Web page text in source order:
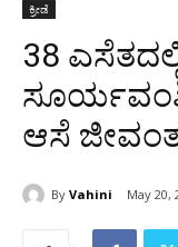
ಕ್ರೀಡೆ
38
ಆಸೆ
By Vahini May 20,